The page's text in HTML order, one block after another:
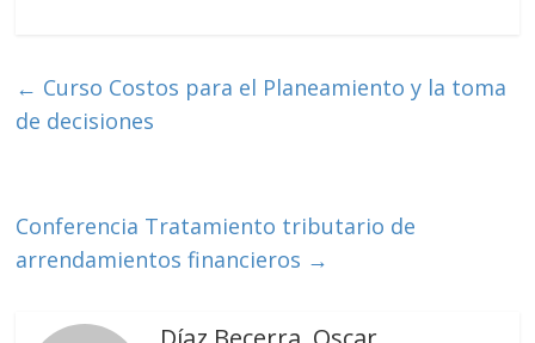
b
o
er p
← Curso Costos para el Planeamiento y la toma
de decisiones
Conferencia Tratamiento tributario de
arrendamientos financieros →